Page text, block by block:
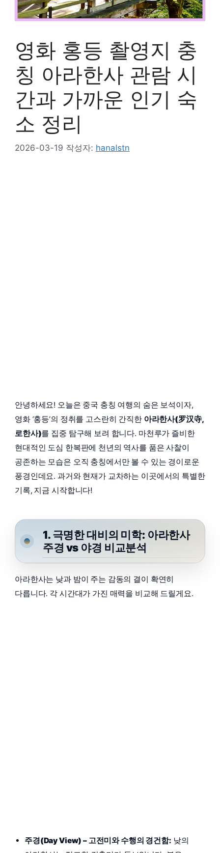
영화 홍등 촬영지 충
칭 아라한사 관람 시
간과 가까운 인기 숙
소 정리
2026-03-19 작성자: hanalstn
안녕하세요! 오늘은 중국 충칭 여행의 숨은 보석이자,
영화 ‘홍등’의 정취를 고스란히 간직한 아라한사(罗汉寺,
로한사)를 집중 탐구해 보려 합니다. 마천루가 즐비한
현대적인 도심 한복판에 천년의 역사를 품은 사찰이
공존하는 모습은 오직 충칭에서만 볼 수 있는 경이로운
풍경인데요. 과거와 현재가 교차하는 이곳에서의 특별한
기록, 지금 시작합니다!
1. 극명한 대비의 미학: 아라한사
주경 vs 야경 비교분석
아라한사는 낮과 밤이 주는 감동의 결이 확연히
다릅니다. 각 시간대가 가진 매력을 비교해 드릴게요.
주경(Day View) – 고전미와 수행의 경건함: 낮의